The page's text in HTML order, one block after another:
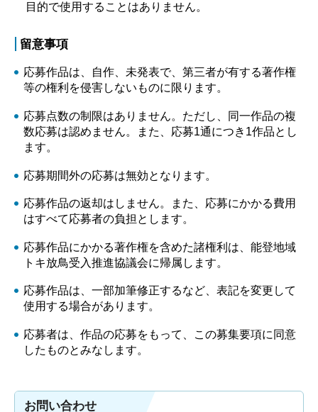
目的で使用することはありません。
留意事項
応募作品は、自作、未発表で、第三者が有する著作権
等の権利を侵害しないものに限ります。
応募点数の制限はありません。ただし、同一作品の複
数応募は認めません。また、応募1通につき1作品とし
ます。
応募期間外の応募は無効となります。
応募作品の返却はしません。また、応募にかかる費用
はすべて応募者の負担とします。
応募作品にかかる著作権を含めた諸権利は、能登地域
トキ放鳥受入推進協議会に帰属します。
応募作品は、一部加筆修正するなど、表記を変更して
使用する場合があります。
応募者は、作品の応募をもって、この募集要項に同意
したものとみなします。
お問い合わせ